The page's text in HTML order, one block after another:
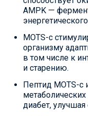
AMPK —
MOTS-c
организму
в том числе к
и старению.
Пептид MOTS-c
диабет,